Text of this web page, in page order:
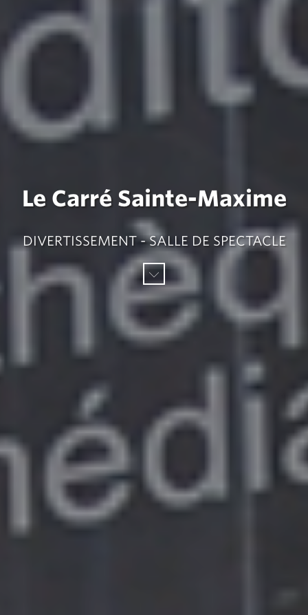
Le Carré Sainte-Maxime
DIVERTISSEMENT - SALLE DE SPECTACLE